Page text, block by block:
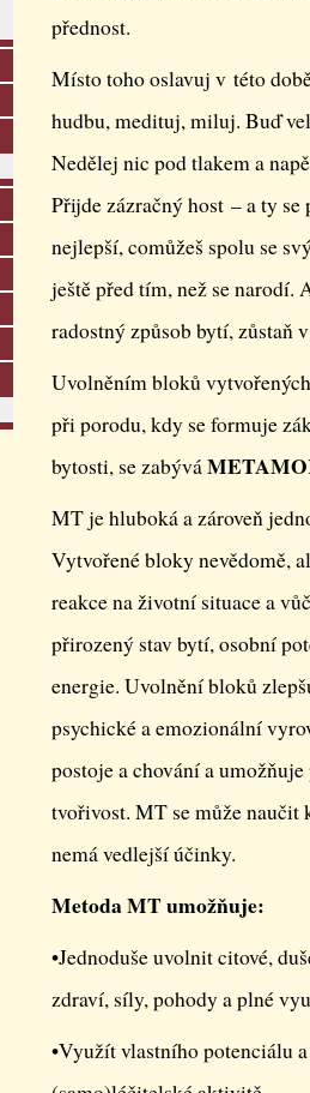
přednost.
Místo toho oslavuj v této
hudbu, medituj, miluj. Buď
Nedělej nic pod tlakem a
Přijde zázračný host – a ty
nejlepší, comůžeš spolu se
ještě před tím, než se narodí.
radostný způsob bytí, zůstaň
Uvolněním bloků
při porodu, kdy se formuje
bytosti, se zabývá
MT je hluboká a zároveň
Vytvořené bloky nevědomě,
reakce na životní situace a
přirozený stav bytí, osobní
energie. Uvolnění bloků
psychické a emozionální
postoje a chování a
tvořivost. MT se může
nemá vedlejší účinky.
Metoda MT umožňuje:
•Jednoduše uvolnit citové,
zdraví, síly, pohody a plné
•Využít vlastního potenciálu